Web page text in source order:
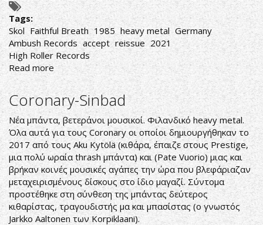
Tags:
Skol Faithful Breath 1985 heavy metal Germany
Ambush Records accept reissue 2021
High Roller Records
Read more about
Faithful
Breath-
Skol
Coronary-Sinbad
Νέα μπάντα, βετεράνοι μουσικοί. Φιλανδικό heavy metal.
Όλα αυτά για τους Coronary οι οποίοι δημιουργήθηκαν το
2017 από τους Aku Kytölä (κιθάρα, έπαιζε στους Prestige,
μια πολύ ωραία thrash μπάντα) και (Pate Vuorio) μιας και
βρήκαν κοινές μουσικές αγάπες την ώρα που βλεφάριαζαν
μεταχειρισμένους δίσκους στο ίδιο μαγαζί. Σύντομα
προστέθηκε στη σύνθεση της μπάντας δεύτερος
κιθαρίστας, τραγουδιστής μα και μπασίστας (ο γνωστός
Jarkko Aaltonen των Korpiklaani).